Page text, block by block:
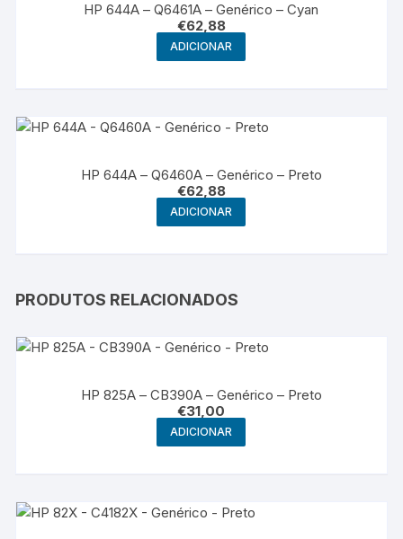
HP 644A – Q6461A – Genérico – Cyan
€62,88
ADICIONAR
HP 644A – Q6460A – Genérico – Preto
€62,88
ADICIONAR
PRODUTOS RELACIONADOS
HP 825A – CB390A – Genérico – Preto
€31,00
ADICIONAR